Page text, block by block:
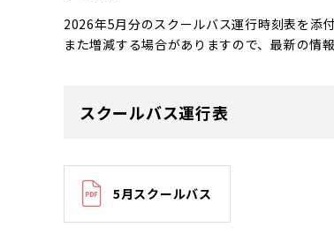
2026年5月分のスクールバス運行時刻表を添
また増減する場合がありますので、最新の情
スクールバス運行表
5月スクールバス